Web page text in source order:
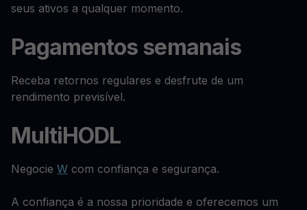
seus ativos a qualquer momento.
Pagamentos semanais
Receba retornos regulares e desfrute de um
rendimento previsível.
MultiHODL
Negocie W com confiança e segurança.
A confiança é a nossa prioridade e oferecemos um